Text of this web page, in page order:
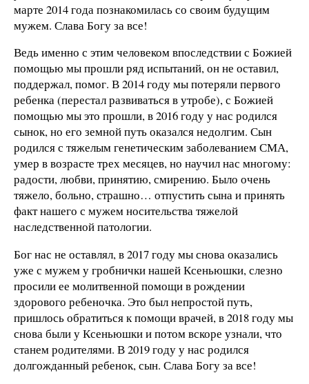
марте 2014 года познакомилась со своим будущим
мужем. Слава Богу за все!
Ведь именно с этим человеком впоследствии с Божией
помощью мы прошли ряд испытаний, он не оставил,
поддержал, помог. В 2014 году мы потеряли первого
ребенка (перестал развиваться в утробе), с Божией
помощью мы это прошли, в 2016 году у нас родился
сынок, но его земной путь оказался недолгим. Сын
родился с тяжелым генетическим заболеванием СМА,
умер в возрасте трех месяцев, но научил нас многому:
радости, любви, принятию, смирению. Было очень
тяжело, больно, страшно… отпустить сына и принять
факт нашего с мужем носительства тяжелой
наследственной патологии.
Бог нас не оставлял, в 2017 году мы снова оказались
уже с мужем у гробнички нашей Ксеньюшки, слезно
просили ее молитвенной помощи в рождении
здорового ребеночка. Это был непростой путь,
пришлось обратиться к помощи врачей, в 2018 году мы
снова были у Ксеньюшки и потом вскоре узнали, что
станем родителями. В 2019 году у нас родился
долгожданный ребенок, сын. Слава Богу за все!